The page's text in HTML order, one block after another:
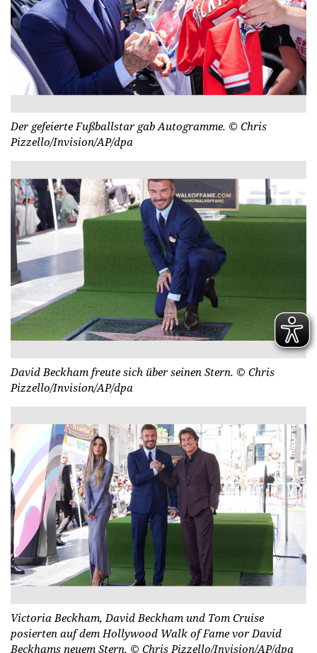
Der gefeierte Fußballstar gab Autogramme. © Chris
Pizzello/Invision/AP/dpa
David Beckham freute sich über seinen Stern. © Chris
Pizzello/Invision/AP/dpa
Victoria Beckham, David Beckham und Tom Cruise
posierten auf dem Hollywood Walk of Fame vor David
Beckhams neuem Stern. © Chris Pizzello/Invision/AP/dpa